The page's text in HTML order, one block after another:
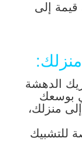
إلى
الدهشة
بوسعك
منزلك،
للتشبيك